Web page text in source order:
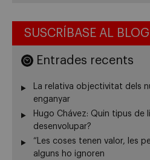
SUSCRÍBASE AL BLOG
Entrades recents
La relativa objectivitat dels
enganyar
Hugo Chávez: Quin tipus de
desenvolupar?
“Les coses tenen valor, les
alguns ho ignoren